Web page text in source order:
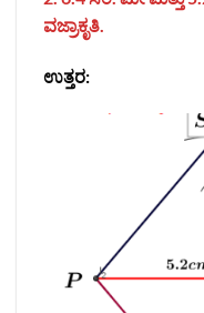
ವಜ್ರಾಕೃತಿ.
ಉತ್ತರ: